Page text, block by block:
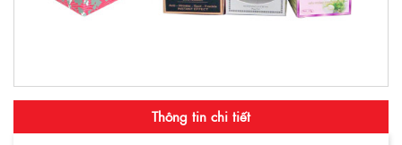
Thông tin chi tiết